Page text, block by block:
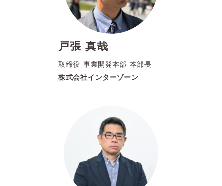
戸張 真哉
取締役 事業開発本部 本部長
株式会社インターゾーン